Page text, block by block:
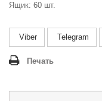
Ящик: 60 шт.
Viber Telegram
Печать